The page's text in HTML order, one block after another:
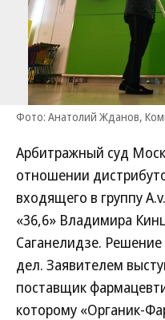
Фото: Анатолий Жданов,
Арбитражный суд
отношении
входящего в группу
«36,6» Владимира
Саганелидзе.
дел. Заявителем
поставщик
которому «Органик-